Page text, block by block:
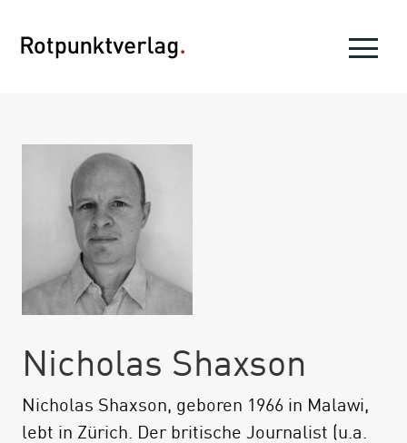
Nicholas Shaxson
Nicholas Shaxson, geboren 1966 in Malawi,
lebt in Zürich. Der britische Journalist (u.a.